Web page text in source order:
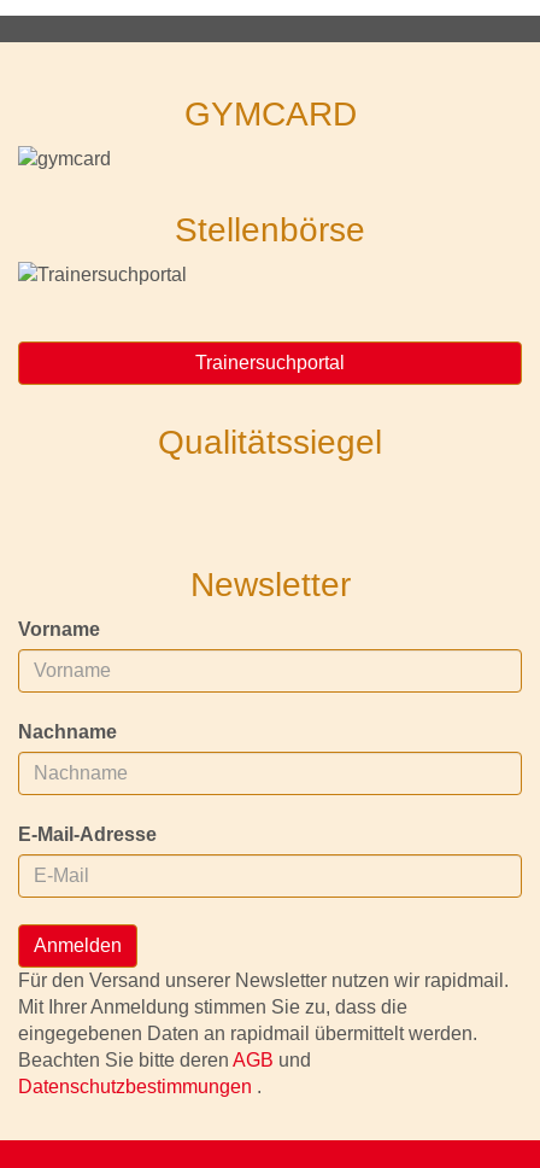
GYMCARD
Stellenbörse
Trainersuchportal
Qualitätssiegel
Newsletter
Vorname
Nachname
E-Mail-Adresse
Anmelden
Für den Versand unserer Newsletter nutzen wir rapidmail.
Mit Ihrer Anmeldung stimmen Sie zu, dass die
eingegebenen Daten an rapidmail übermittelt werden.
Beachten Sie bitte deren AGB und
Datenschutzbestimmungen .